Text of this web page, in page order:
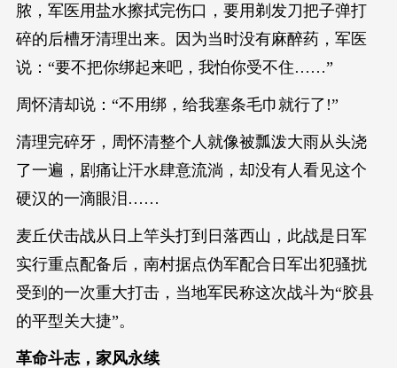
脓，军医用盐水擦拭完伤口，要用剃发刀把子弹打
碎的后槽牙清理出来。因为当时没有麻醉药，军医
说：“要不把你绑起来吧，我怕你受不住……”
周怀清却说：“不用绑，给我塞条毛巾就行了!”
清理完碎牙，周怀清整个人就像被瓢泼大雨从头浇
了一遍，剧痛让汗水肆意流淌，却没有人看见这个
硬汉的一滴眼泪……
麦丘伏击战从日上竿头打到日落西山，此战是日军
实行重点配备后，南村据点伪军配合日军出犯骚扰
受到的一次重大打击，当地军民称这次战斗为“胶县
的平型关大捷”。
革命斗志，家风永续